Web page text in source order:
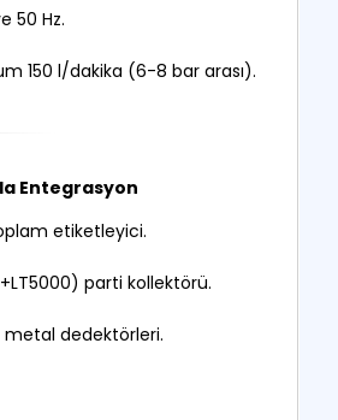
50 Hz.
150 l/dakika (6-8 bar arası).
Entegrasyon
etiketleyici.
parti kollektörü.
metal dedektörleri.